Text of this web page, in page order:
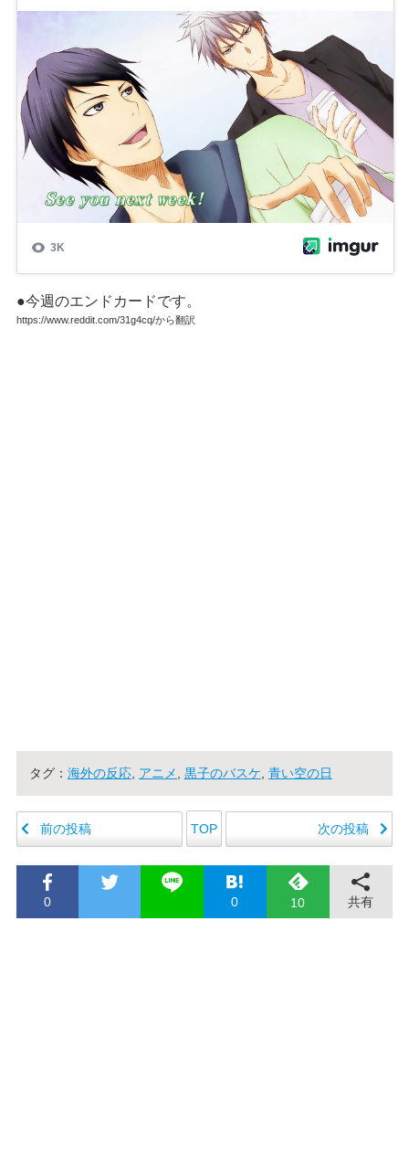
●今週のエンドカードです。
https://www.reddit.com/31g4cq/から翻訳
タグ： 海外の反応, アニメ, 黒子のバスケ, 青い空の日
前の投稿 TOP 次の投稿
0 0 10 共有